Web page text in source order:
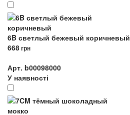
6B светлый бежевый коричневый
668грн
Арт. b00098000
У наявності